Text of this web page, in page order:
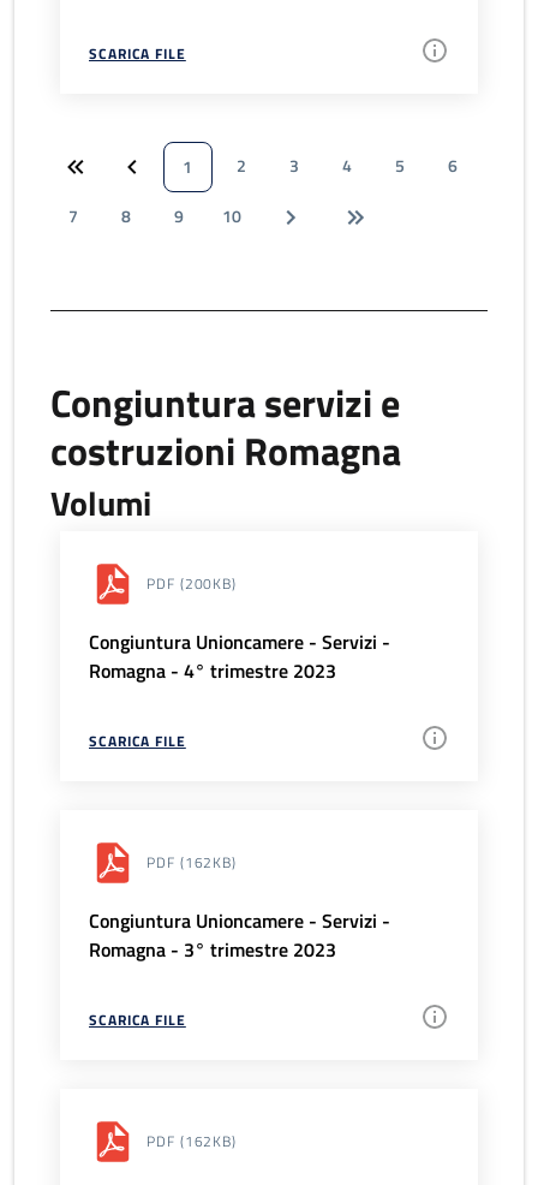
SCARICA FILE
1 2 3 4 5
6
7
8 9 10
Congiuntura servizi e
costruzioni Romagna
Volumi
PDF (200KB)
Congiuntura Unioncamere - Servizi -
Romagna - 4° trimestre 2023
SCARICA FILE
PDF (162KB)
Congiuntura Unioncamere - Servizi -
Romagna - 3° trimestre 2023
SCARICA FILE
PDF (162KB)